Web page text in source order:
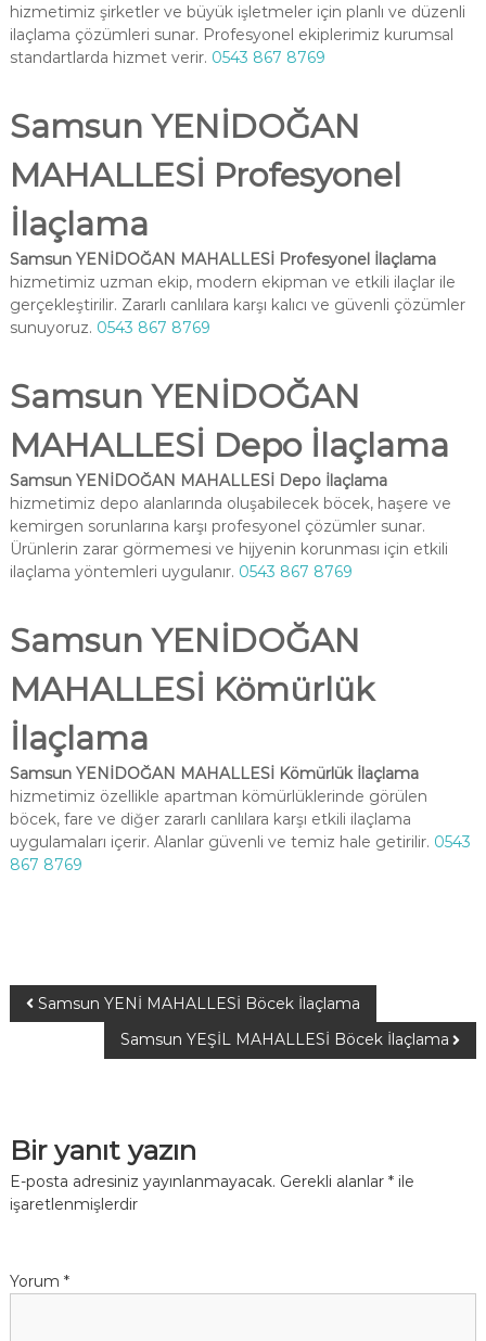
hizmetimiz şirketler ve büyük işletmeler için planlı ve düzenli
ilaçlama çözümleri sunar. Profesyonel ekiplerimiz kurumsal
standartlarda hizmet verir. 0543 867 8769
Samsun YENİDOĞAN
MAHALLESİ Profesyonel
İlaçlama
Samsun YENİDOĞAN MAHALLESİ Profesyonel İlaçlama
hizmetimiz uzman ekip, modern ekipman ve etkili ilaçlar ile
gerçekleştirilir. Zararlı canlılara karşı kalıcı ve güvenli çözümler
sunuyoruz. 0543 867 8769
Samsun YENİDOĞAN
MAHALLESİ Depo İlaçlama
Samsun YENİDOĞAN MAHALLESİ Depo İlaçlama
hizmetimiz depo alanlarında oluşabilecek böcek, haşere ve
kemirgen sorunlarına karşı profesyonel çözümler sunar.
Ürünlerin zarar görmemesi ve hijyenin korunması için etkili
ilaçlama yöntemleri uygulanır. 0543 867 8769
Samsun YENİDOĞAN
MAHALLESİ Kömürlük
İlaçlama
Samsun YENİDOĞAN MAHALLESİ Kömürlük İlaçlama
hizmetimiz özellikle apartman kömürlüklerinde görülen
böcek, fare ve diğer zararlı canlılara karşı etkili ilaçlama
uygulamaları içerir. Alanlar güvenli ve temiz hale getirilir. 0543
867 8769
Samsun YENİ MAHALLESİ Böcek İlaçlama
Samsun YEŞİL MAHALLESİ Böcek İlaçlama
Bir yanıt yazın
E-posta adresiniz yayınlanmayacak. Gerekli alanlar *ile
işaretlenmişlerdir
Yorum *